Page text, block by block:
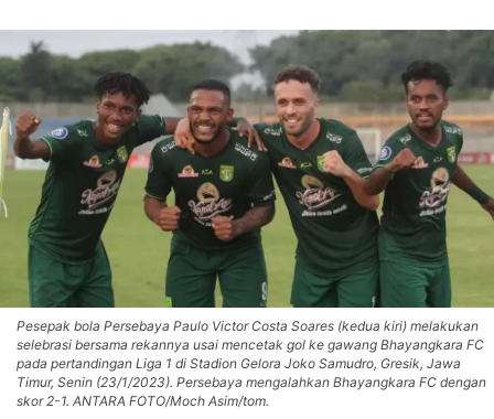
Pesepak bola Persebaya Paulo Victor Costa Soares (kedua kiri) melakukan
selebrasi bersama rekannya usai mencetak gol ke gawang Bhayangkara FC
pada pertandingan Liga 1 di Stadion Gelora Joko Samudro, Gresik, Jawa
Timur, Senin (23/1/2023). Persebaya mengalahkan Bhayangkara FC dengan
skor 2-1. ANTARA FOTO/Moch Asim/tom.